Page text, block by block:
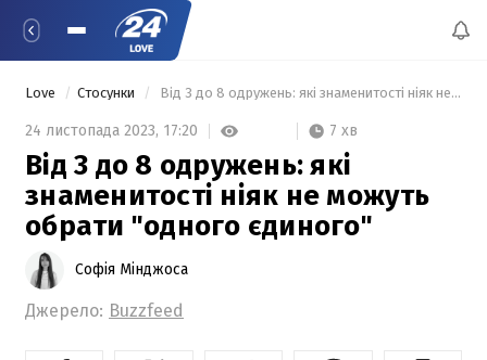
Love Стосунки Від 3 до 8 одружень: які знаменитості ніяк не можуть обрати "одного єдиного"
24 листопада 2023, 17:20 7 хв
Від 3 до 8 одружень: які
знаменитості ніяк не можуть
обрати "одного єдиного"
Софія Мінджоса
Джерело: Buzzfeed